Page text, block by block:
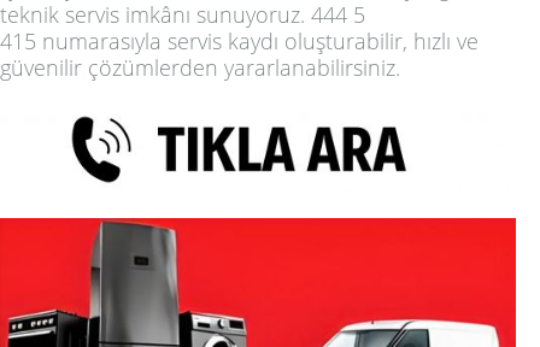
teknik servis imkânı sunuyoruz. 444 5
415 numarasıyla servis kaydı oluşturabilir, hızlı ve
güvenilir çözümlerden yararlanabilirsiniz.